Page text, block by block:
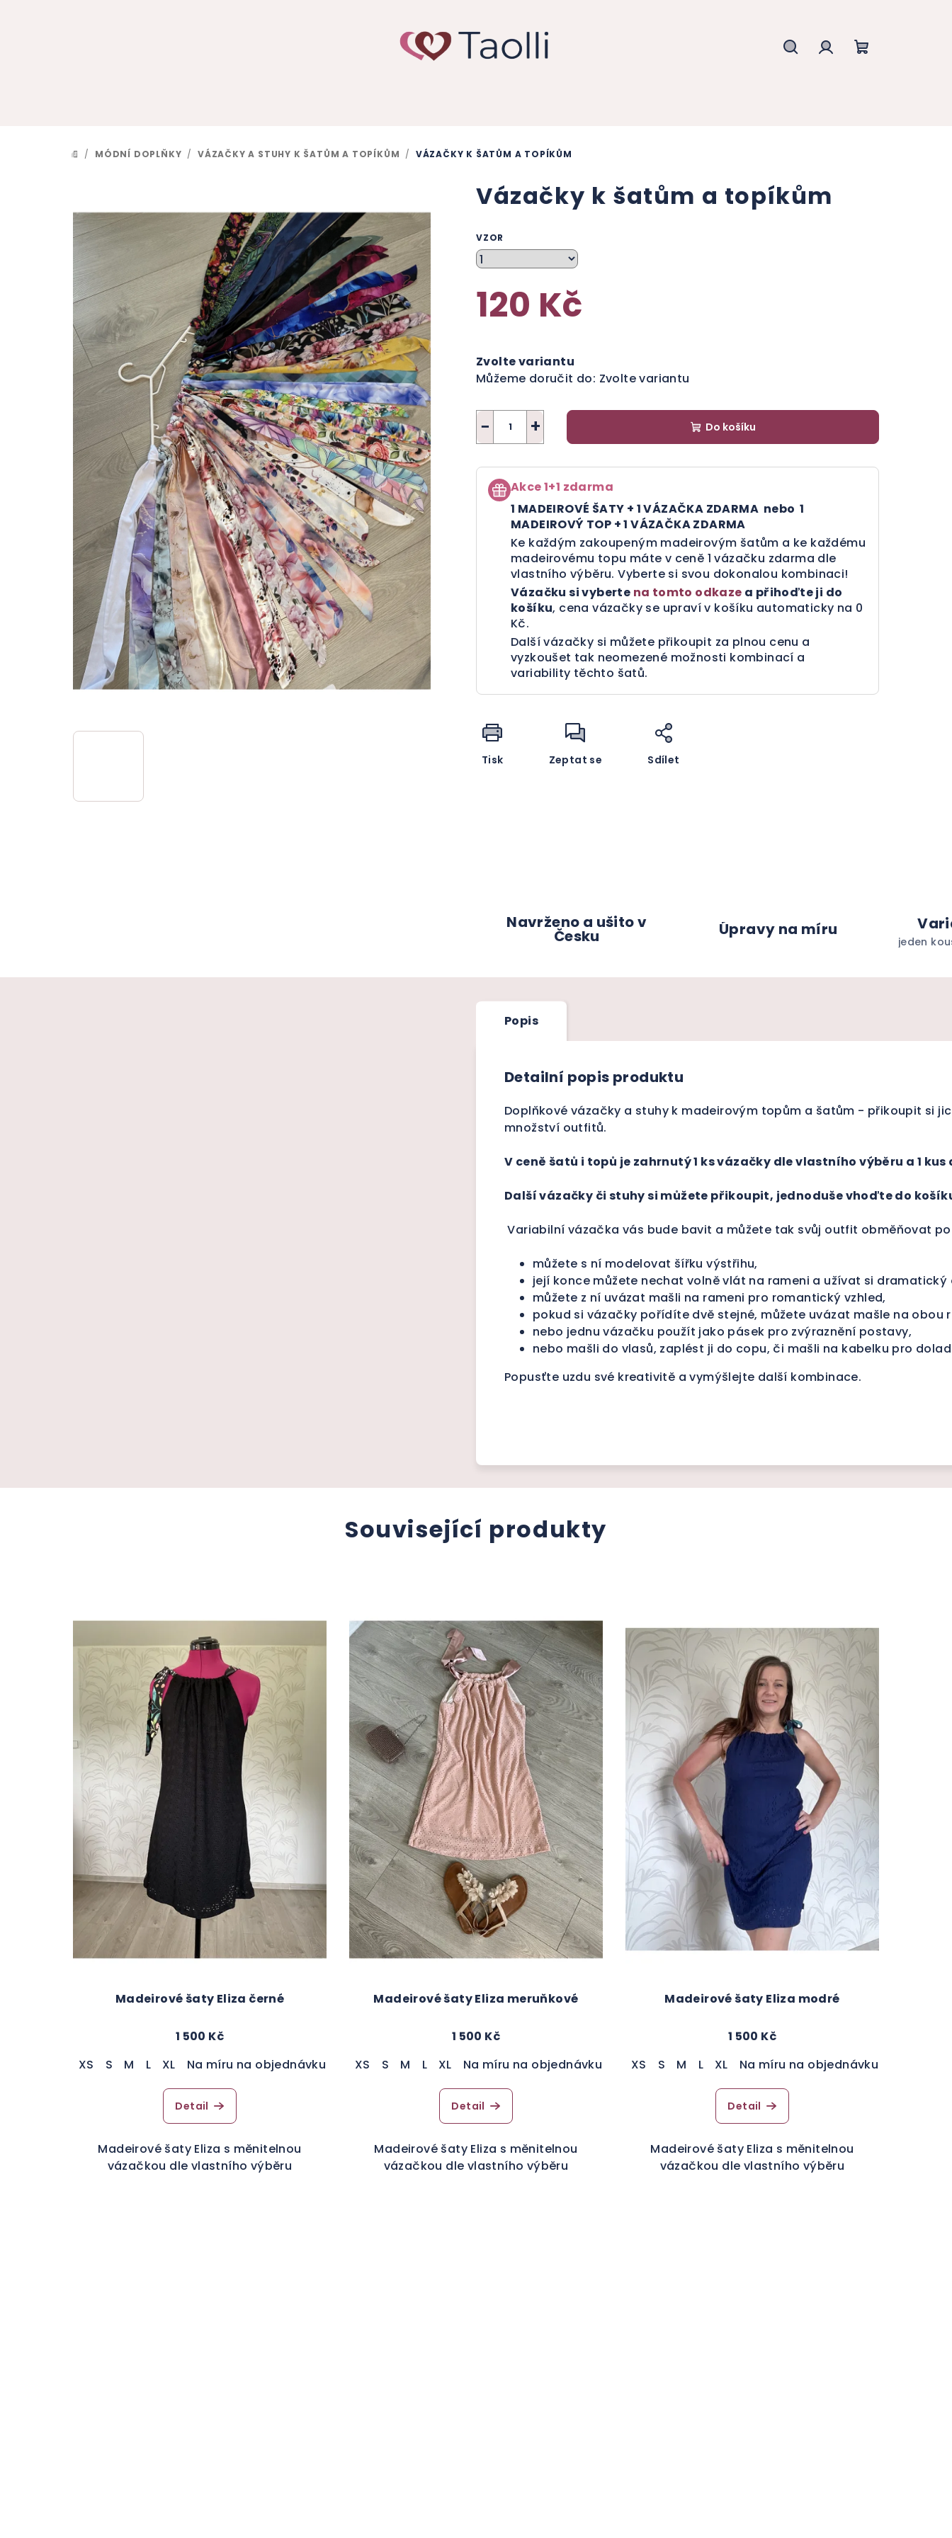
DOMŮ
/ MÓDNÍ DOPLŇKY / VÁZAČKY A STUHY K ŠATŮM A TOPÍKŮM / VÁZAČKY K ŠATŮM A TOPÍKŮM
Vázačky k šatům a topíkům
VZOR
120 Kč
cena:
Zvolte variantu
Můžeme doručit do: Zvolte variantu
+
− Do košíku
Akce 1+1 zdarma
1 MADEIROVÉ ŠATY + 1 VÁZAČKA ZDARMA nebo1
MADEIROVÝ TOP + 1 VÁZAČKA ZDARMA
Ke každým zakoupeným madeirovým šatům a ke každému
madeirovému topu máte v ceně 1 vázačku zdarma dle
vlastního výběru.Vyberte si svou dokonalou kombinaci!
Vázačku si vyberte na tomto odkaze a přihoďte ji do
košíku, cena vázačky se upraví v košíku automaticky na 0
Kč.
Další vázačky si můžete přikoupit za plnou cenu a
vyzkoušet tak neomezené možnosti kombinací a
variability těchto šatů.
Tisk Zeptat se Sdílet
Navrženo a ušito v
Česku Úpravy na míru
jeden
Popis
Detailní popis produktu
Doplňkové vázačky a stuhy k madeirovým topům a šatům - přikoupit si
množství outfitů.
V ceně šatů i topů je zahrnutý 1 ks vázačky dle vlastního výběru a 1
Další vázačky či stuhy si můžete přikoupit, jednoduše vhoďte do
Variabilní vázačka vás bude bavit a můžete tak svůj outfit obměňovat
můžete s ní modelovat šířku výstřihu,
její konce můžete nechat volně vlát na rameni a užívat si dramatický
můžete z ní uvázat mašli na rameni pro romantický vzhled,
pokud si vázačky pořídíte dvě stejné, můžete uvázat mašle na obou
nebo jednu vázačku použít jako pásek pro zvýraznění postavy,
nebo mašli do vlasů, zaplést ji do copu, či mašli na kabelku pro
Popusťte uzdu své kreativitě a vymýšlejte další kombinace.
Související produkty
Madeirové šaty Eliza černé
1 500 Kč
XS
S M L XL Na míru na objednávku
Detail
Madeirové šaty Eliza s měnitelnou
vázačkou dle vlastního výběru
Madeirové šaty Eliza meruňkové
1 500 Kč
XS
S M L XL Na míru na objednávku
Detail
Madeirové šaty Eliza s měnitelnou
vázačkou dle vlastního výběru
Madeirové šaty Eliza modré
1 500 Kč
XS
S M L XL Na míru na objednávku
Detail
Madeirové šaty Eliza s měnitelnou
vázačkou dle vlastního výběru